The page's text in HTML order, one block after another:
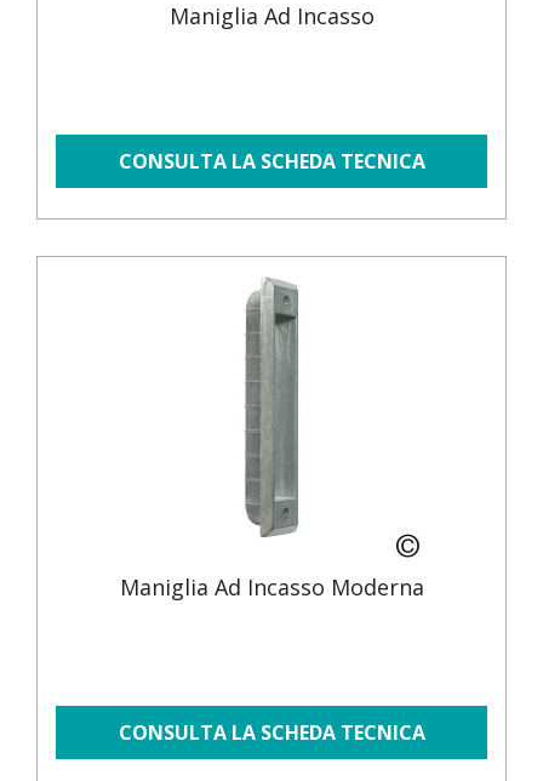
Maniglia Ad Incasso
CONSULTA LA SCHEDA TECNICA
Maniglia Ad Incasso Moderna
CONSULTA LA SCHEDA TECNICA